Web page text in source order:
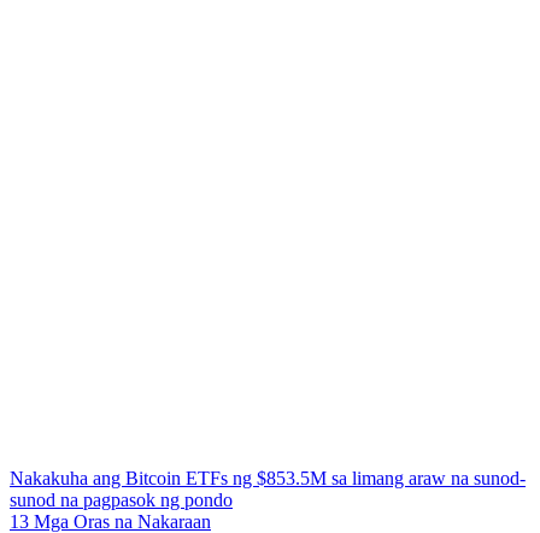
Nakakuha ang Bitcoin ETFs ng $853.5M sa limang araw na sunod-
sunod na pagpasok ng pondo
13 Mga Oras na Nakaraan